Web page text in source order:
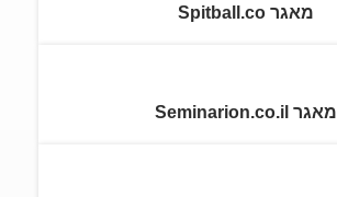
מאגר Spitball.co
מאגר Seminarion.co.il